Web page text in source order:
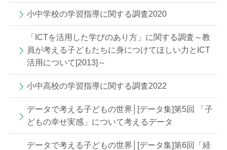
小中学校の学習指導に関する調査2020
「ICTを活用した学びのあり方」に関する調査～教
員が考える子どもたちに身につけてほしい力とICT
活用について[2013]～
小中高校の学習指導に関する調査2022
データで考える子どもの世界│[データ集]第5回 「子
どもの幸せ実感」について考えるデータ
データで考える子どもの世界│[データ集]第6回「経